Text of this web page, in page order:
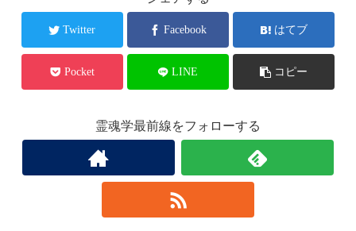
Twitter Facebook はてブ
Pocket LINE コピー
霊魂学最前線をフォローする